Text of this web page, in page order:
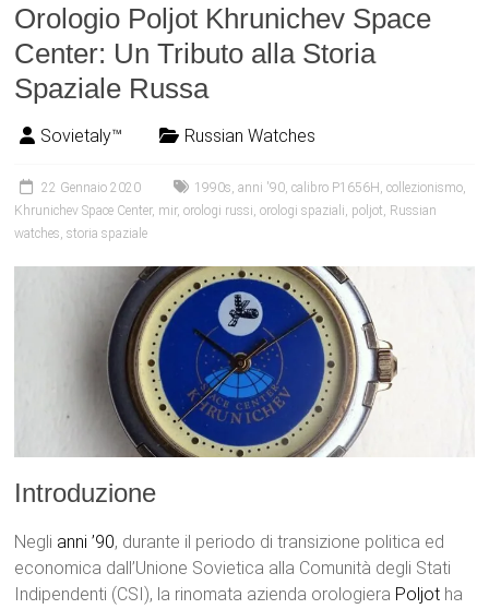
Orologio Poljot Khrunichev Space
Center: Un Tributo alla Storia
Spaziale Russa
Sovietaly™ Russian Watches
22 Gennaio 2020 1990s,anni '90,calibro P1656H ,collezionismo,
Khrunichev Space Center, mir,orologi russi,orologi spaziali, poljot, Russian
watches,storia spaziale
Introduzione
Negli anni ’90, durante il periodo di transizione politica ed
economica dall’Unione Sovietica alla Comunità degli Stati
Indipendenti (CSI), la rinomata azienda orologiera Poljot ha